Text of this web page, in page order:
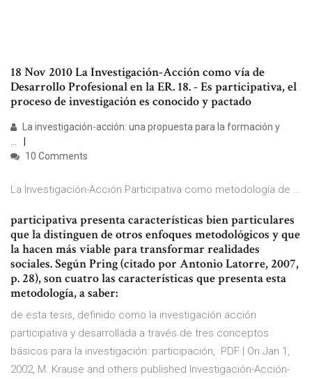
18 Nov 2010 La Investigación-Acción como vía de
Desarrollo Profesional en la ER. 18. - Es participativa, el
proceso de investigación es conocido y pactado
La investigación-acción: una propuesta para la formación y
...
10 Comments
La Investigación-Acción Participativa como metodología de ...
participativa presenta características bien particulares
que la distinguen de otros enfoques metodológicos y que
la hacen más viable para transformar realidades
sociales. Según Pring (citado por Antonio Latorre, 2007,
p. 28), son cuatro las características que presenta esta
metodología, a saber:
de esta tesis, definido como la investigación acción
participativa y desarrollada a través de tres conceptos
básicos para la investigación: participación, PDF | On Jan 1,
2002, M. Krause and others published Investigación-Acción-